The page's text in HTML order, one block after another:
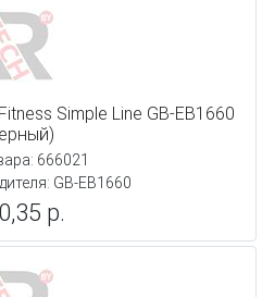
Simple Line GB-EB1660
666021
GB-EB1660
р.